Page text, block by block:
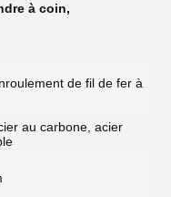
à coin,
de fil de fer à
au carbone, acier